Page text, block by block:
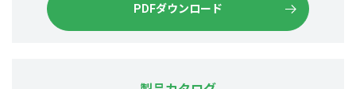
PDFダウンロード